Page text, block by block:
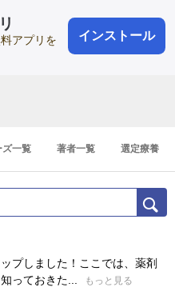
アプリを
インストール
会員登録
登録1分
ズ一覧 著者一覧 選定療養
プしました！ここでは、薬剤
っておきた...
もっと見る